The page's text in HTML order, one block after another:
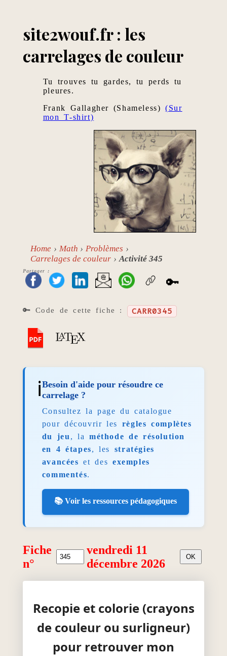
site2wouf.fr : les
carrelages de couleur
Tu trouves tu gardes, tu perds tu
pleures.
Frank Gallagher (Shameless)(Sur
mon T-shirt)
Home Math
Problèmes
Carrelages de couleur
Activité 345
Partager :
🔑
🔑 Code de cette fiche : CARR0345
ℹ️Besoin d'aide pour résoudre ce
carrelage ?
Consultez la page du catalogue
pour découvrir les règles complètes
du jeu , laméthode de résolution
en 4 étapes, les stratégies
avancées et desexemples
commentés.
📚 Voir les ressources pédagogiques
Fiche
n°
vendredi 11
décembre 2026
Recopie et colorie (crayons
de couleur ou surligneur)
pour retrouver mon